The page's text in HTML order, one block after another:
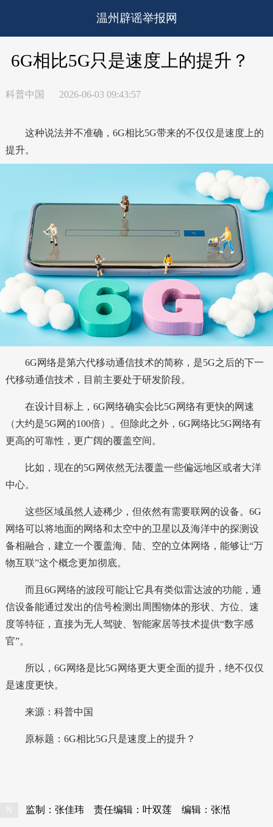
温州辟谣举报网
6G相比5G只是速度上的提升？
科普中国 2026-06-03 09:43:57
这种说法并不准确，6G相比5G带来的不仅仅是速度上的
提升。
6G网络是第六代移动通信技术的简称，是5G之后的下一
代移动通信技术，目前主要处于研发阶段。
在设计目标上，6G网络确实会比5G网络有更快的网速
（大约是5G网的100倍）。但除此之外，6G网络比5G网络有
更高的可靠性，更广阔的覆盖空间。
比如，现在的5G网依然无法覆盖一些偏远地区或者大洋
中心。
这些区域虽然人迹稀少，但依然有需要联网的设备。6G
网络可以将地面的网络和太空中的卫星以及海洋中的探测设
备相融合，建立一个覆盖海、陆、空的立体网络，能够让“万
物互联”这个概念更加彻底。
而且6G网络的波段可能让它具有类似雷达波的功能，通
信设备能通过发出的信号检测出周围物体的形状、方位、速
度等特征，直接为无人驾驶、智能家居等技术提供“数字感
官”。
所以，6G网络是比5G网络更大更全面的提升，绝不仅仅
是速度更快。
来源：科普中国
原标题：6G相比5G只是速度上的提升？
N 监制：张佳玮 责任编辑：叶双莲 编辑：张湉